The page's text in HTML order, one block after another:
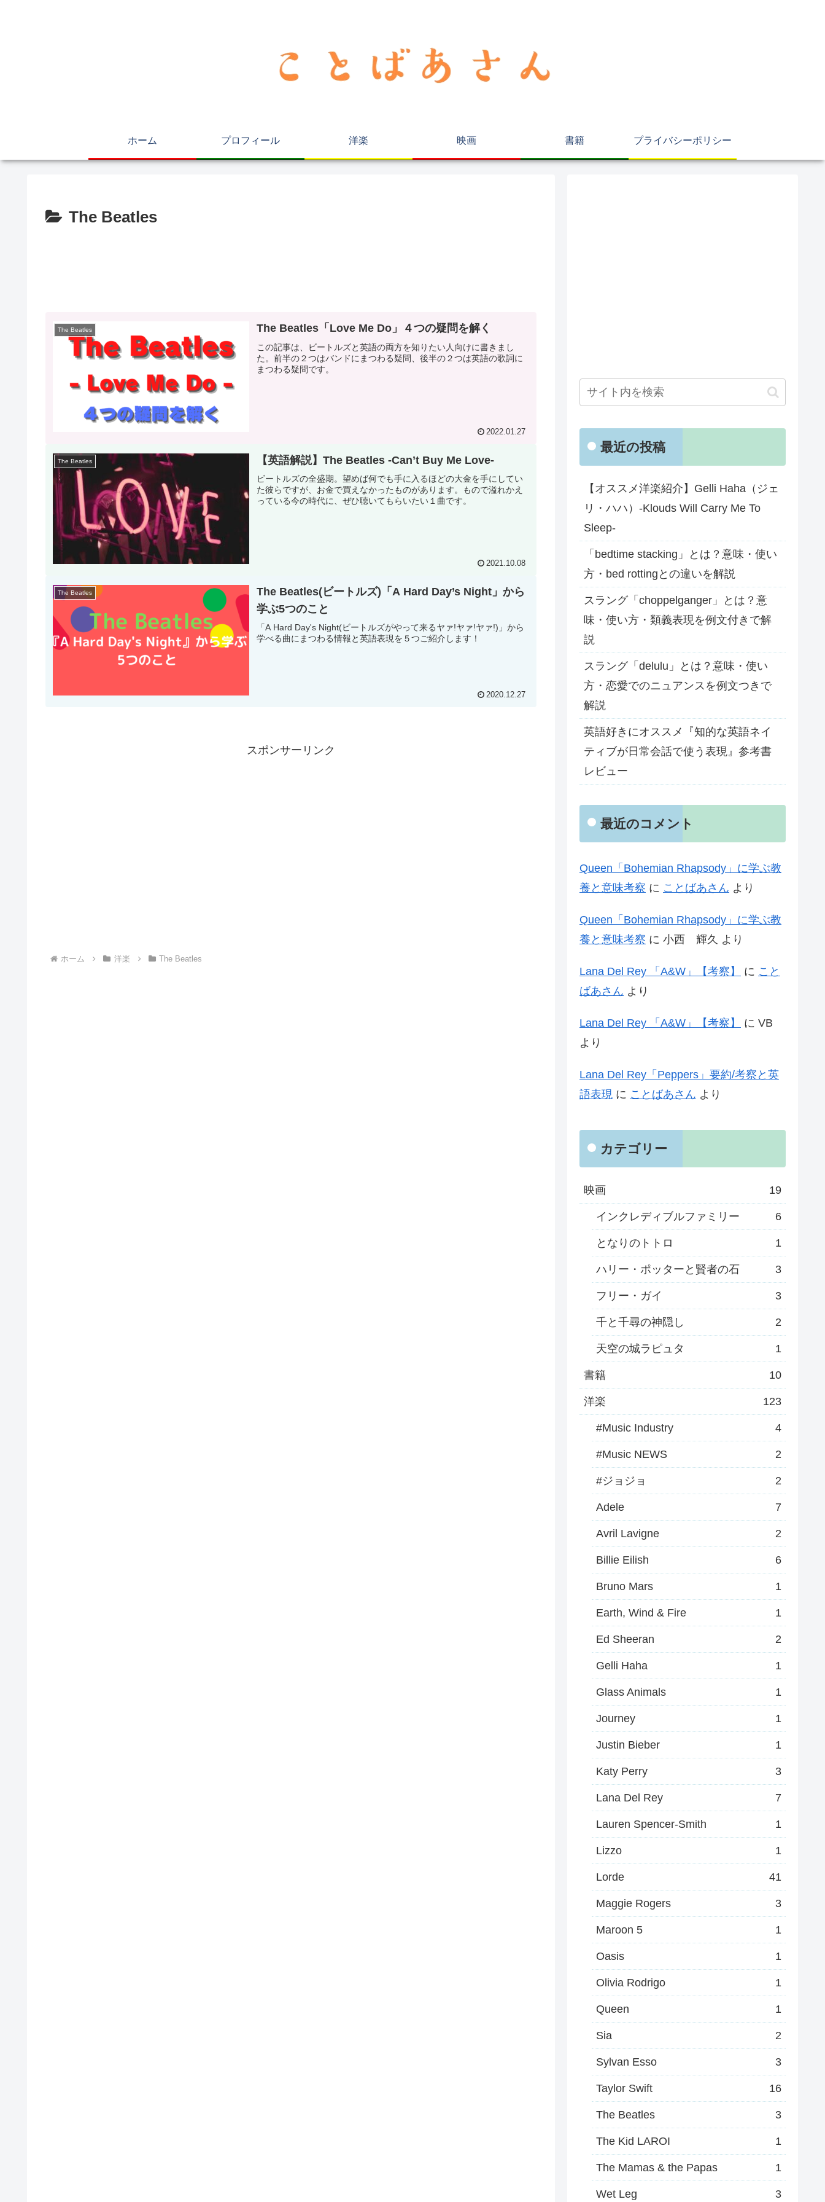
ホーム プロフィール 洋楽 映画 書籍 プライバシーポリシー
The Beatles
The Beatles The Beatles「Love Me Do」４つの疑問を解く
この記事は、ビートルズと英語の両方を知りたい人向けに書きまし
た。前半の２つはバンドにまつわる疑問、後半の２つは英語の歌詞に
まつわる疑問です。
2022.01.27
The Beatles 【英語解説】The Beatles -Can’t Buy Me Love-
ビートルズの全盛期。望めば何でも手に入るほどの大金を手にしてい
た彼らですが、お金で買えなかったものがあります。もので溢れかえ
っている今の時代に、ぜひ聴いてもらいたい１曲です。
2021.10.08
The Beatles
The Beatles(ビートルズ)「A Hard Day’s Night」から
学ぶ5つのこと
「A Hard Day's Night(ビートルズがやって来るヤァ!ヤァ!ヤァ!)」から
学べる曲にまつわる情報と英語表現を５つご紹介します！
2020.12.27
スポンサーリンク
ホーム 洋楽 The Beatles
最近の投稿
【オススメ洋楽紹介】Gelli Haha（ジェ
リ・ハハ）-Klouds Will Carry Me To
Sleep-
「bedtime stacking」とは？意味・使い
方・bed rottingとの違いを解説
スラング「choppelganger」とは？意
味・使い方・類義表現を例文付きで解
説
スラング「delulu」とは？意味・使い
方・恋愛でのニュアンスを例文つきで
解説
英語好きにオススメ『知的な英語ネイ
ティブが日常会話で使う表現』参考書
レビュー
最近のコメント
Queen「Bohemian Rhapsody」に学ぶ教
養と意味考察 に ことばあさん より
Queen「Bohemian Rhapsody」に学ぶ教
養と意味考察 に 小西 輝久 より
Lana Del Rey 「A&W」【考察】 に こと
ばあさん より
Lana Del Rey 「A&W」【考察】 に VB
より
Lana Del Rey「Peppers」要約/考察と英
語表現 に ことばあさん より
カテゴリー
映画 19
インクレディブルファミリー 6
となりのトトロ 1
ハリー・ポッターと賢者の石 3
フリー・ガイ 3
千と千尋の神隠し 2
天空の城ラピュタ 1
書籍 10
洋楽 123
#Music Industry 4
#Music NEWS 2
#ジョジョ 2
Adele 7
Avril Lavigne 2
Billie Eilish 6
Bruno Mars 1
Earth, Wind & Fire 1
Ed Sheeran 2
Gelli Haha 1
Glass Animals 1
Journey 1
Justin Bieber 1
Katy Perry 3
Lana Del Rey 7
Lauren Spencer-Smith 1
Lizzo 1
Lorde 41
Maggie Rogers 3
Maroon 5 1
Oasis 1
Olivia Rodrigo 1
Queen 1
Sia 2
Sylvan Esso 3
Taylor Swift 16
The Beatles 3
The Kid LAROI 1
The Mamas & the Papas 1
Wet Leg 3